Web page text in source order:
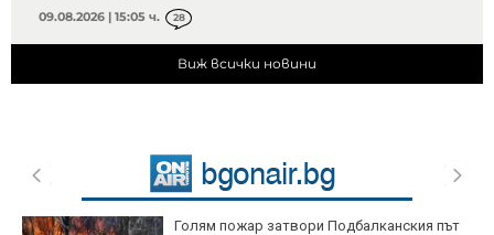
09.08.2026 | 15:05 ч. 28
Виж всички новини
Голям пожар затвори Подбалканския път